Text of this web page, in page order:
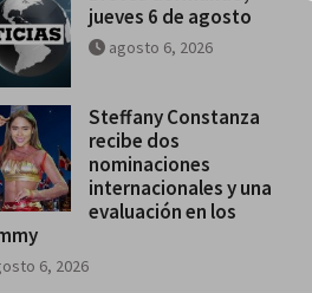
jueves 6 de agosto
agosto 6, 2026
Steffany Constanza
recibe dos
nominaciones
internacionales y una
evaluación en los
6, 2026